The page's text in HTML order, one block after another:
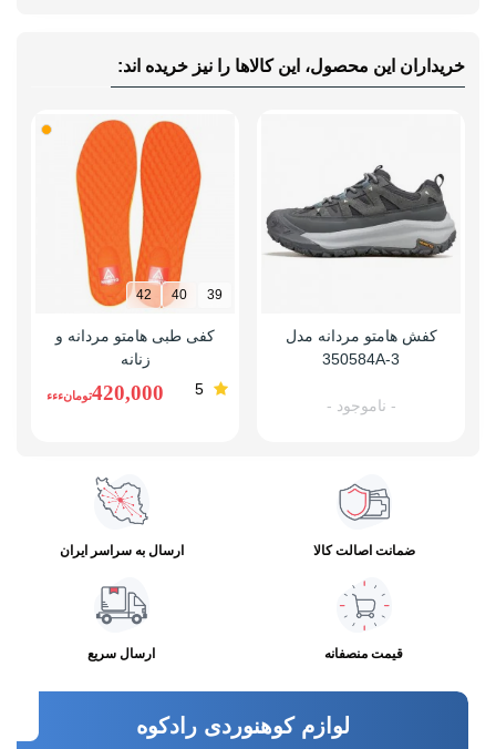
خریداران این محصول، این کالاها را نیز خریده اند:
کفش هامتو مردانه مدل
350584A-3
- ناموجود -
39
40
42
کفی طبی هامتو مردانه و
زنانه
5
420,000تومانءءء
ضمانت اصالت کالا ارسال به سراسر ایران
قیمت منصفانه ارسال سریع
لوازم کوهنوردی رادکوه